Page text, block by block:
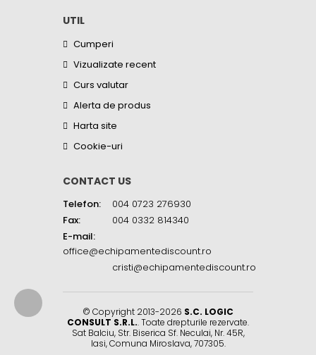
UTIL
Cumperi
Vizualizate recent
Curs valutar
Alerta de produs
Harta site
Cookie-uri
CONTACT US
Telefon:
004 0723 276930
Fax:
004 0332 814340
E-mail:
office@echipamentediscount.ro
cristi@echipamentediscount.ro
© Copyright 2013-2026 S.C. LOGIC
CONSULT S.R.L.. Toate drepturile rezervate.
Sat Balciu, Str. Biserica Sf. Neculai, Nr. 45R,
Iasi,Comuna Miroslava,707305.